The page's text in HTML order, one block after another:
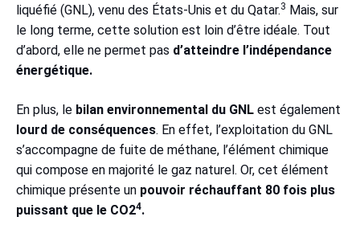
liquéfié (GNL), venu des États-Unis et du Qatar.3 Mais, sur
le long terme, cette solution est loin d’être idéale. Tout
d’abord, elle ne permet pas d’atteindre l’indépendance
énergétique.
En plus, le bilan environnemental du GNL est également
lourd de conséquences. En effet, l’exploitation du GNL
s’accompagne de fuite de méthane, l’élément chimique
qui compose en majorité le gaz naturel. Or, cet élément
chimique présente un pouvoir réchauffant 80 fois plus
puissant que le CO24.